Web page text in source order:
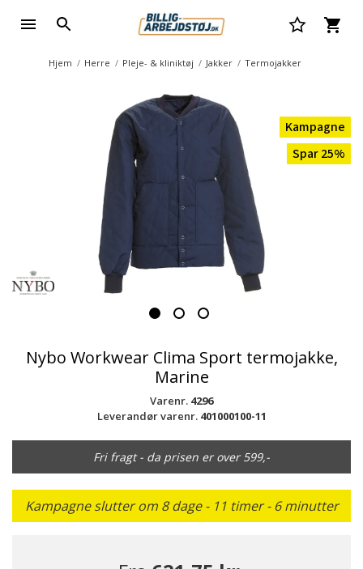
Hjem Herre Pleje- & kliniktøj Jakker Termojakker
Kampagne
Spar 25%
Nybo Workwear Clima Sport termojakke,
Marine
Varenr. 4296
Leverandør varenr. 401000100-11
Fri fragt - da prisen er over 599,-
Kampagne slutter om 8 dage - 11 timer - 6 minutter